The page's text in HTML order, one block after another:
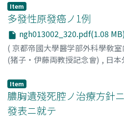
岡村, 好幸
Item
多發性原發癌ノ1例
ngh013002_320.pdf(1.08
( 京都帝國大學醫学部外科學敎
(猪子・伊藤両教授記念會) , 日
石野, 琢二郎
Item
膿胸遺殘死腔ノ治療方針
發表ニ就テ